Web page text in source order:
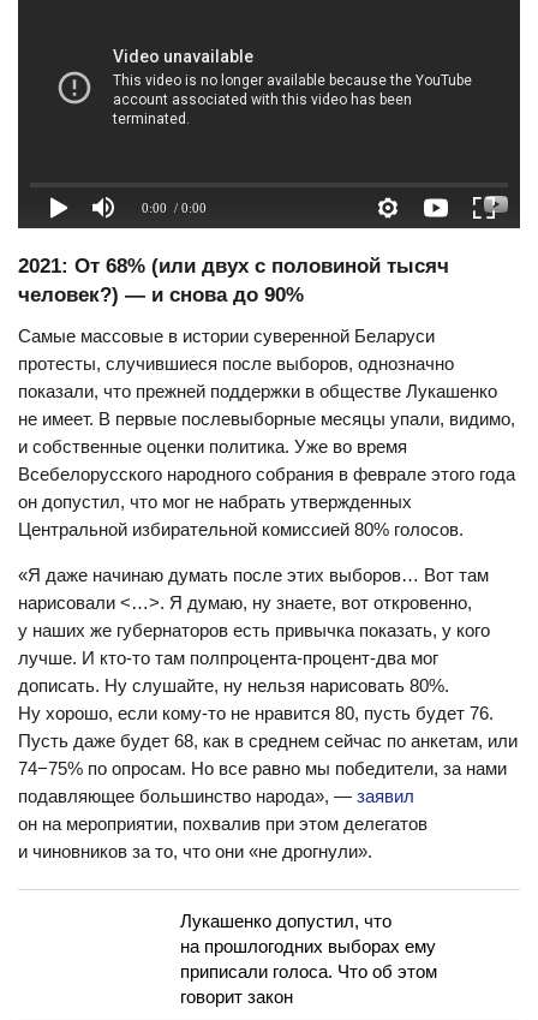
0:00 / 0:00
2021: От 68% (или двух с половиной тысяч
человек?) — и снова до 90%
Самые массовые в истории суверенной Беларуси
протесты, случившиеся после выборов, однозначно
показали, что прежней поддержки в обществе Лукашенко
не имеет. В первые послевыборные месяцы упали, видимо,
и собственные оценки политика. Уже во время
Всебелорусского народного собрания в феврале этого года
он допустил, что мог не набрать утвержденных
Центральной избирательной комиссией 80% голосов.
«Я даже начинаю думать после этих выборов… Вот там
нарисовали <…>. Я думаю, ну знаете, вот откровенно,
у наших же губернаторов есть привычка показать, у кого
лучше. И кто-то там полпроцента-процент-два мог
дописать. Ну слушайте, ну нельзя нарисовать 80%.
Ну хорошо, если кому-то не нравится 80, пусть будет 76.
Пусть даже будет 68, как в среднем сейчас по анкетам, или
74−75% по опросам. Но все равно мы победители, за нами
подавляющее большинство народа», — заявил
он на мероприятии, похвалив при этом делегатов
и чиновников за то, что они «не дрогнули».
Лукашенко допустил, что
на прошлогодних выборах ему
приписали голоса. Что об этом
говорит закон